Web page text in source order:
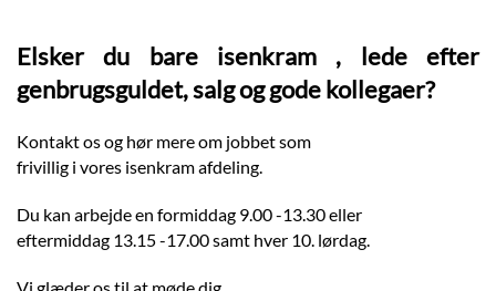
Elsker du bare isenkram , lede efter
genbrugsguldet, salg og gode kollegaer?
Kontakt os og hør mere om jobbet som
frivillig i vores isenkram afdeling.
Du kan arbejde en formiddag 9.00 -13.30 eller
eftermiddag 13.15 -17.00 samt hver 10. lørdag.